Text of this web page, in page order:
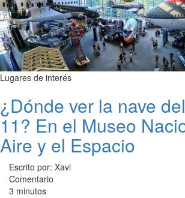
Lugares de interés
¿Dónde ver la nave
11? En el Museo
Aire y el Espacio
Escrito por: Xavi
Comentario
3 minutos